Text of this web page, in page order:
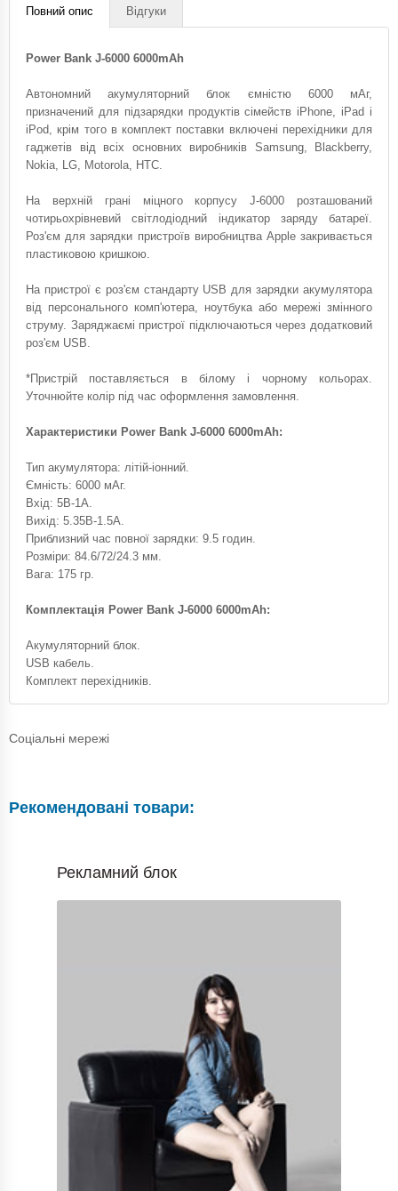
Повний опис Відгуки
Power Bank J-6000 6000mAh
Автономний акумуляторний блок ємністю 6000 мАг,
призначений для підзарядки продуктів сімейств iPhone, iPad і
iPod, крім того в комплект поставки включені перехідники для
гаджетів від всіх основних виробників Samsung, Blackberry,
Nokia, LG, Motorola, HTC.
На верхній грані міцного корпусу J-6000 розташований
чотирьохрівневий світлодіодний індикатор заряду батареї.
Роз'єм для зарядки пристроїв виробництва Apple закривається
пластиковою кришкою.
На пристрої є роз'єм стандарту USB для зарядки акумулятора
від персонального комп'ютера, ноутбука або мережі змінного
струму. Заряджаємі пристрої підключаються через додатковий
роз'єм USB.
*Пристрій поставляється в білому і чорному кольорах.
Уточнюйте колір під час оформлення замовлення.
Характеристики Power Bank J-6000 6000mAh:
Тип акумулятора: літій-іонний.
Ємність: 6000 мАг.
Вхід: 5В-1А.
Вихід: 5.35В-1.5А.
Приблизний час повної зарядки: 9.5 годин.
Розміри: 84.6/72/24.3 мм.
Вага: 175 гр.
Комплектація Power Bank J-6000 6000mAh:
Акумуляторний блок.
USB кабель.
Комплект перехідників.
Соціальні мережі
Рекомендовані товари:
Рекламний блок